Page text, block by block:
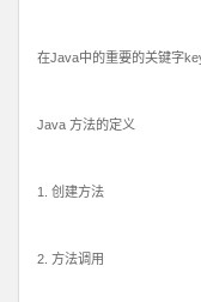
在Java中的重要的关键字
Java 方法的定义
1. 创建方法
2. 方法调用